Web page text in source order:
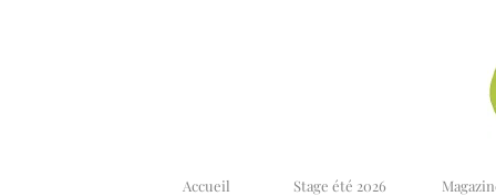
Accueil Stage été 2026